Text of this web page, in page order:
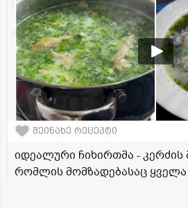
შეინახე რეცეპტი
იდეალური ჩიხირთმა - კერძის
რომლის მომზადებასაც